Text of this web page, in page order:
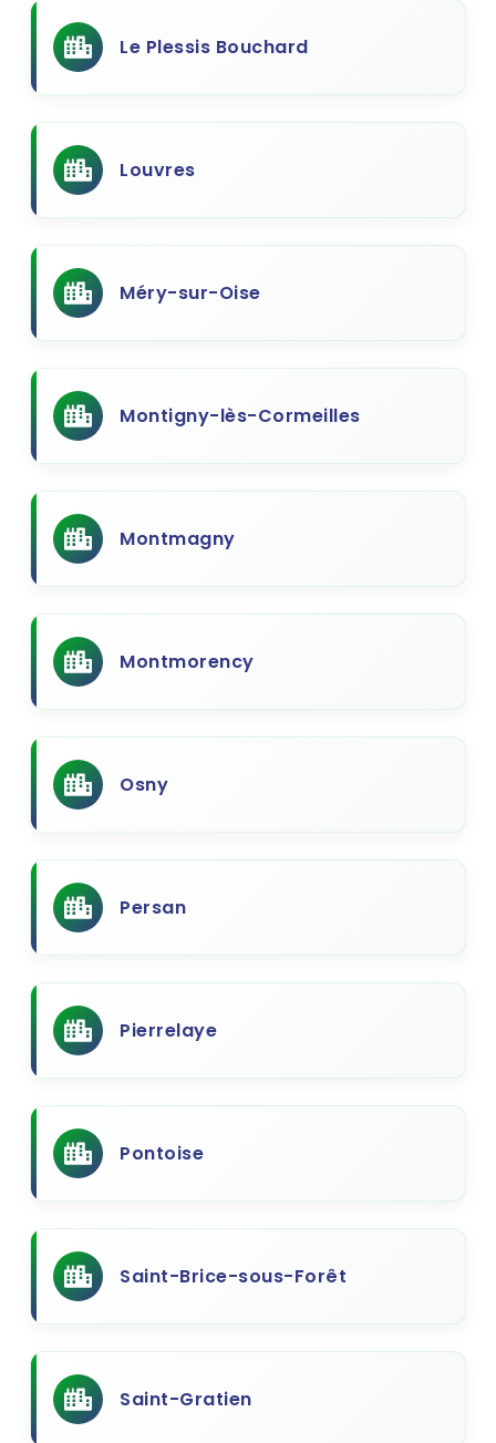
Le Plessis Bouchard
Louvres
Méry-sur-Oise
Montigny-lès-Cormeilles
Montmagny
Montmorency
Osny
Persan
Pierrelaye
Pontoise
Saint-Brice-sous-Forêt
Saint-Gratien